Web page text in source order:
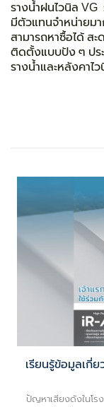
รางน้ำฝนไวนิล VG
มีตัวแทนจำหน่ายมา
สามารถหาซื้อได้ สะ
ติดตั้งแบบปัง ๆ ปร
รางน้ำและหลังคาไว
เรียนรู้ข้อมูลเกี่
ปัญหาเสียงดังในโร